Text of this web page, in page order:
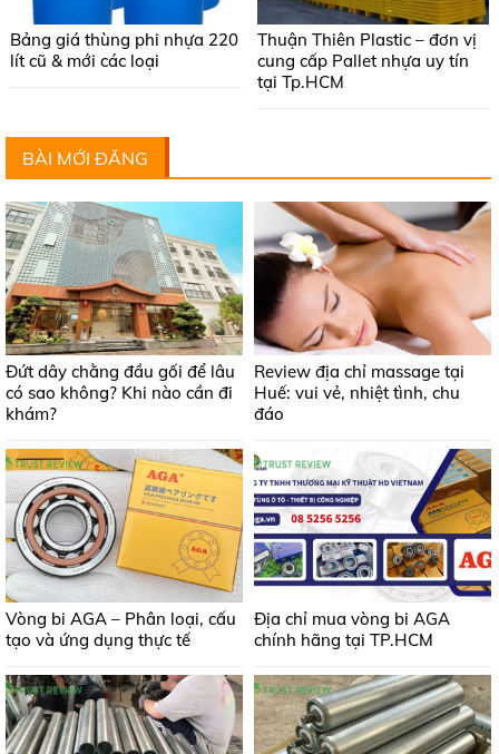
Bảng giá thùng phi nhựa 220
lít cũ & mới các loại
Thuận Thiên Plastic – đơn vị
cung cấp Pallet nhựa uy tín
tại Tp.HCM
BÀI MỚI ĐĂNG
Đứt dây chằng đầu gối để lâu
có sao không? Khi nào cần đi
khám?
Review địa chỉ massage tại
Huế: vui vẻ, nhiệt tình, chu
đáo
Vòng bi AGA – Phân loại, cấu
tạo và ứng dụng thực tế
Địa chỉ mua vòng bi AGA
chính hãng tại TP.HCM